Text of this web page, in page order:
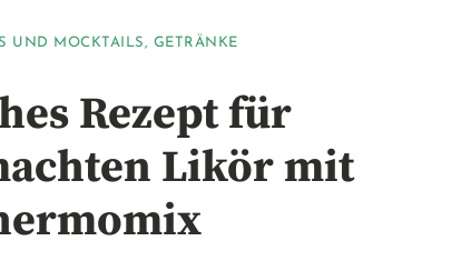
UND MOCKTAILS, GETRÄNKE
Rezept für
Likör mit